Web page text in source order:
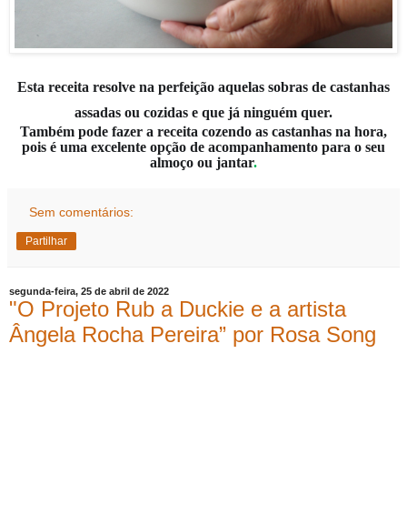
Esta receita resolve na perfeição aquelas sobras de castanhas
assadas ou cozidas e que já ninguém quer.
Também pode fazer a receita cozendo as castanhas na hora,
pois é uma excelente opção de acompanhamento para o seu
almoço ou jantar.
Sem comentários:
Partilhar
segunda-feira, 25 de abril de 2022
"O Projeto Rub a Duckie e a artista
Ângela Rocha Pereira” por Rosa Song